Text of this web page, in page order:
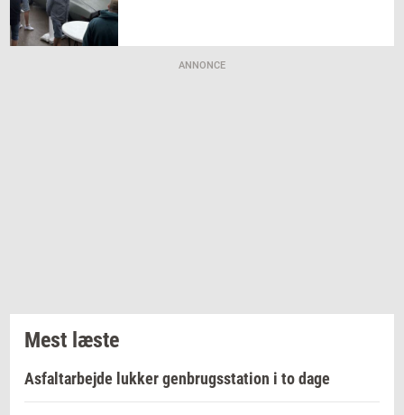
ANNONCE
Mest læste
Asfaltarbejde lukker genbrugsstation i to dage